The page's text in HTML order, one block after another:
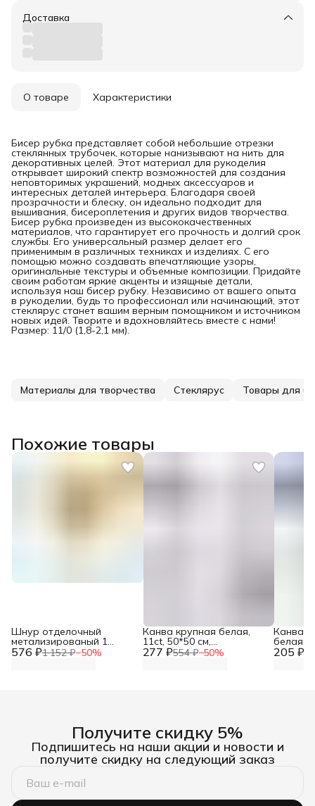
Доставка
О товаре Характеристики
Бисер рубка представляет собой небольшие отрезки
стеклянных трубочек, которые нанизывают на нить для
декоративных целей. Этот материал для рукоделия
открывает широкий спектр возможностей для создания
неповторимых украшений, модных аксессуаров и
интересных деталей интерьера. Благодаря своей
прозрачности и блеску, он идеально подходит для
вышивания, бисероплетения и других видов творчества.
Бисер рубка произведен из высококачественных
материалов, что гарантирует его прочность и долгий срок
службы. Его универсальный размер делает его
применимым в различных техниках и изделиях. С его
помощью можно создавать впечатляющие узоры,
оригинальные текстуры и объемные композиции. Придайте
своим работам яркие акценты и изящные детали,
используя наш бисер рубку. Независимо от вашего опыта
в рукоделии, будь то профессионал или начинающий, этот
стеклярус станет вашим верным помощником и источником
новых идей. Творите и вдохновляйтесь вместе с нами!
Размер: 11/0 (1,8-2,1 мм).
Материалы для творчества Стеклярус Товары для
Похожие товары
576 ₽1 152 ₽−50%
Шнур отделочный
метализированый 1
мм*50 м, Красная лента 277 ₽554 ₽−50%
Канва крупная белая,
11ct, 50*50 см,
Astra&Craft 205 ₽
Канва
белая
Получите скидку 5%
Подпишитесь на наши акции и новости и
получите скидку на следующий заказ